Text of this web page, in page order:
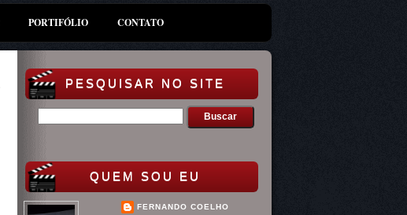
PORTIFÓLIO CONTATO
PESQUISAR NO SITE
QUEM SOU EU
FERNANDO COELHO